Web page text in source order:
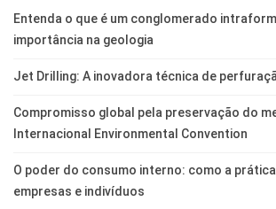
Entenda o que é um conglomerado
importância na geologia
Jet Drilling: A inovadora técnica de
Compromisso global pela preservação do
Internacional Environmental Convention
O poder do consumo interno: como a
empresas e indivíduos